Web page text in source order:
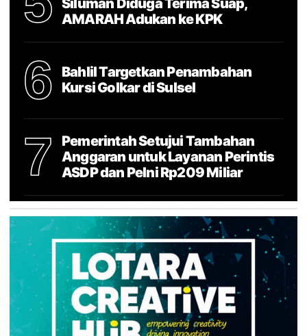
AMARAH Adukan ke KPK
6
Bahlil Targetkan Penambahan
Kursi Golkar di Sulsel
7
Pemerintah Setujui Tambahan
Anggaran untuk Layanan Perintis
ASDP dan Pelni Rp209 Miliar